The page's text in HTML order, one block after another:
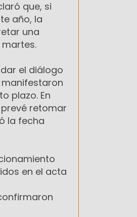
que, si
año, la
una
el diálogo
manifestaron
plazo. En
retomar
la fecha
en el acta